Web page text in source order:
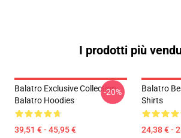
I prodotti più
Balatro Exclusive Collection
Balatro Hoodies
39,51 € - 45,95 €
-20%
Balatro
Shirts
24,38 € -